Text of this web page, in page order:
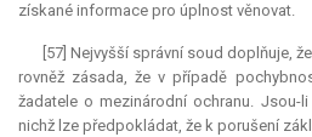
získané informace pro úplnost věnovat.
[57] Nejvyšší správní soud doplňuje,
rovněž zásada, že v případě
žadatele o mezinárodní ochranu. Jsou-
nichž lze předpokládat, že k porušení